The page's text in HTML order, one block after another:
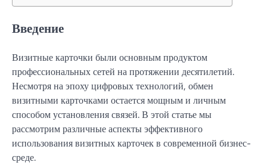
Введение
Визитные карточки были основным продуктом
профессиональных сетей на протяжении десятилетий.
Несмотря на эпоху цифровых технологий, обмен
визитными карточками остается мощным и личным
способом установления связей. В этой статье мы
рассмотрим различные аспекты эффективного
использования визитных карточек в современной бизнес-
среде.